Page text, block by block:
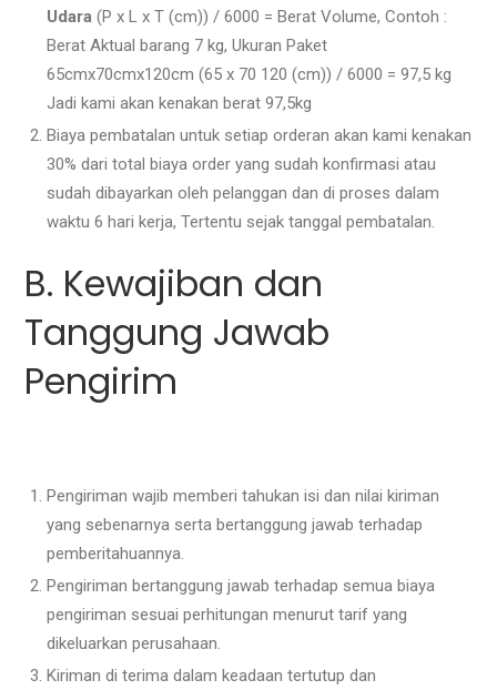
Udara(P x L x T (cm)) / 6000 = Berat Volume, Contoh :
Berat Aktual barang 7 kg, Ukuran Paket
65cmx70cmx120cm (65 x 70 120 (cm)) / 6000 = 97,5 kg
Jadi kami akan kenakan berat 97,5kg
Biaya pembatalan untuk setiap orderan akan kami kenakan
30% dari total biaya order yang sudah konfirmasi atau
sudah dibayarkan oleh pelanggan dan di proses dalam
waktu 6 hari kerja, Tertentu sejak tanggal pembatalan.
B. Kewajiban dan
Tanggung Jawab
Pengirim
Pengiriman wajib memberi tahukan isi dan nilai kiriman
yang sebenarnya serta bertanggung jawab terhadap
pemberitahuannya.
Pengiriman bertanggung jawab terhadap semua biaya
pengiriman sesuai perhitungan menurut tarif yang
dikeluarkan perusahaan.
Kiriman di terima dalam keadaan tertutup dan